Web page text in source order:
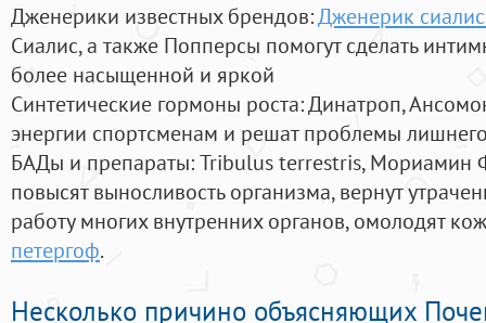
Дженерики известных брендов:Дженерик сиалис
Сиалис, а также Попперсы помогут сделать
более насыщенной и яркой
Синтетические гормоны роста: Динатроп,
энергии спортсменам и решат проблемы
БАДы и препараты:Tribulus terrestris, Мориамин
повысят выносливость организма, вернут
работу многих внутренних органов, омолодят
петергоф.
Несколько причино объясняющих